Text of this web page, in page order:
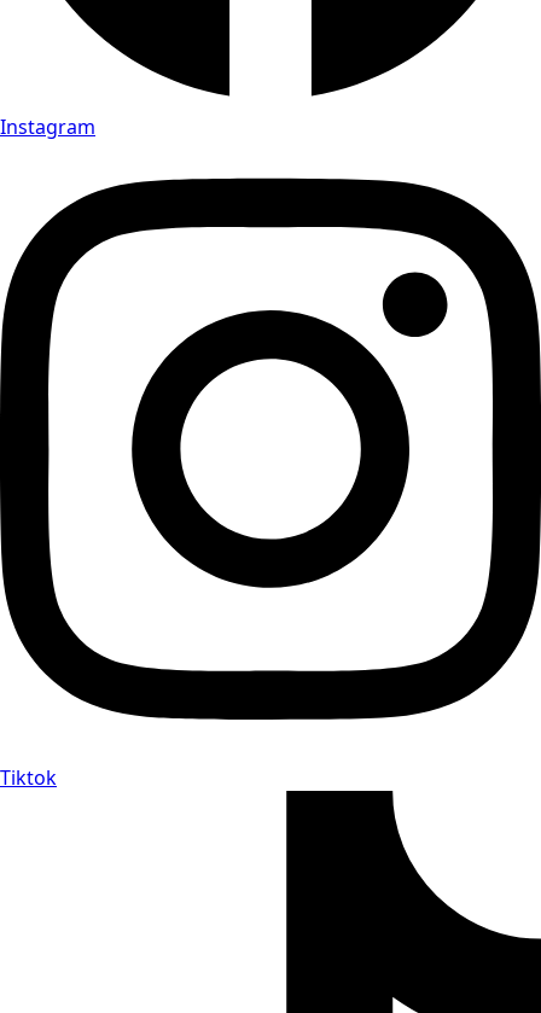
Instagram
Tiktok